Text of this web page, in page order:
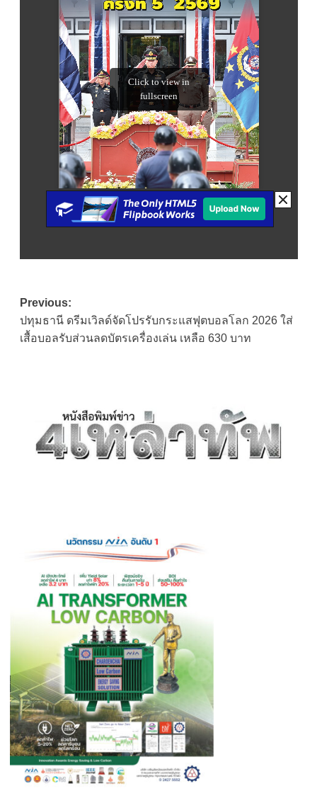
Post
navigation
Previous:
ปทุมธานี ดรีมเวิลด์จัดโปรรับกระแสฟุตบอลโลก 2026 ใส่
เสื้อบอลรับส่วนลดบัตรเครื่องเล่น เหลือ 630 บาท